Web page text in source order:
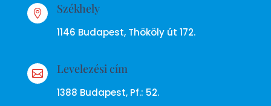
 Székhely
1146 Budapest, Thököly út 172.
 Levelezési cím
1388 Budapest, Pf.: 52.